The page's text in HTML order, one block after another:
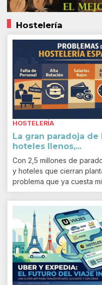
Hostelería
HOSTELERÍA
La gran paradoja
hoteles llenos,...
Con 2,5 millones de
y hoteles que cierran
problema que ya cuesta